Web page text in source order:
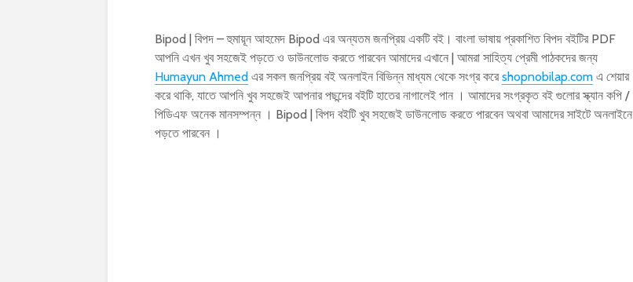
Bipod | বিপদ – হুমায়ূন আহমেদ Bipod এর অন্যতম জনপ্রিয় একটি বই। বাংলা ভাষায় প্রকাশিত বিপদ বইটির PDF
আপনি এখন খুব সহজেই পড়তে ও ডাউনলোড করতে পারবেন আমাদের এখানে | আমরা সাহিত্য প্রেমী পাঠকদের জন্য
Humayun Ahmed এর সকল জনপ্রিয় বই অনলাইন বিভিন্ন মাধ্যম থেকে সংগ্র করেshopnobilap.com এ শেয়ার
করে থাকি, যাতে আপনি খুব সহজেই আপনার পছন্দের বইটি হাতের নাগালেই পান । আমাদের সংগ্রকৃত বই গুলোর স্ক্যান কপি /
পিডিএফ অনেক মানসম্পন্ন । Bipod | বিপদ বইটি খুব সহজেই ডাউনলোড করতে পারবেন অথবা আমাদের সাইটে অনলাইনে
পড়তে পারবেন ।